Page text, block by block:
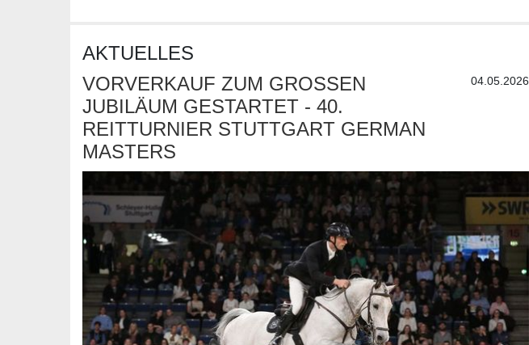
AKTUELLES
VORVERKAUF ZUM GROSSEN J
UBILÄUM GESTARTET - 40. R
EITTURNIER STUTTGART GERMAN M
ASTERS
04.05.2026